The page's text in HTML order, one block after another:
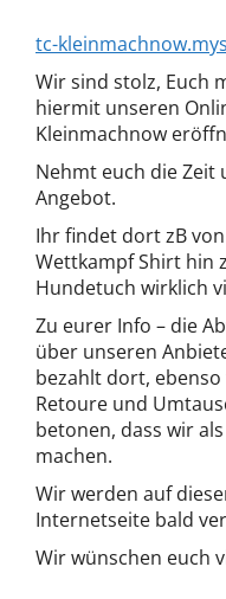
tc-
Wir sind stolz, Euch
hiermit unseren
Kleinmachnow
Nehmt euch die
Angebot.
Ihr findet dort zB
Wettkampf Shirt hin
Hundetuch wirklich
Zu eurer Info – die
über unseren
bezahlt dort,
Retoure und
betonen, dass wir
machen.
Wir werden auf
Internetseite bald
Wir wünschen euch